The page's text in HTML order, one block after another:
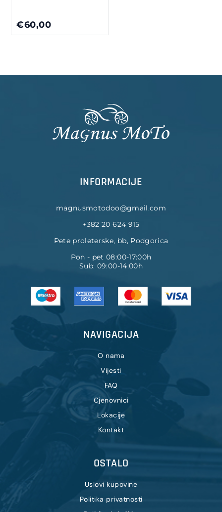
€60,00
NAVIGACIJA
O nama
Vijesti
FAQ
Cjenovnici
Lokacije
Kontakt
INFORMACIJE
magnusmotodoo@gmail.com
+382 20 624 915
Pete proleterske, bb, Podgorica
Pon - pet 08:00-17:00h
Sub: 09:00-14:00h
OSTALO
Uslovi kupovine
Politika privatnosti